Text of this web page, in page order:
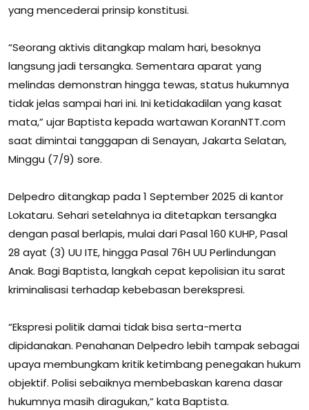
yang mencederai prinsip konstitusi.
“Seorang aktivis ditangkap malam hari, besoknya
langsung jadi tersangka. Sementara aparat yang
melindas demonstran hingga tewas, status hukumnya
tidak jelas sampai hari ini. Ini ketidakadilan yang kasat
mata,” ujar Baptista kepada wartawan KoranNTT.com
saat dimintai tanggapan di Senayan, Jakarta Selatan,
Minggu (7/9) sore.
Delpedro ditangkap pada 1 September 2025 di kantor
Lokataru. Sehari setelahnya ia ditetapkan tersangka
dengan pasal berlapis, mulai dari Pasal 160 KUHP, Pasal
28 ayat (3) UU ITE, hingga Pasal 76H UU Perlindungan
Anak. Bagi Baptista, langkah cepat kepolisian itu sarat
kriminalisasi terhadap kebebasan berekspresi.
“Ekspresi politik damai tidak bisa serta-merta
dipidanakan. Penahanan Delpedro lebih tampak sebagai
upaya membungkam kritik ketimbang penegakan hukum
objektif. Polisi sebaiknya membebaskan karena dasar
hukumnya masih diragukan,” kata Baptista.